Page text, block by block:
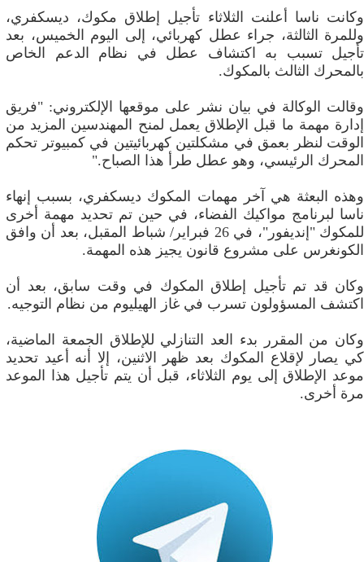
وكانت ناسا أعلنت الثلاثاء تأجيل إطلاق مكوك، ديسكفري،
وللمرة الثالثة، جراء عطل كهربائي، إلى اليوم الخميس، بعد
تأجيل تسبب به اكتشاف عطل في نظام الدعم الخاص
بالمحرك الثالث بالمكوك.
وقالت الوكالة في بيان نشر على موقعها الإلكتروني: "فريق
إدارة مهمة ما قبل الإطلاق يعمل لمنح المهندسين المزيد من
الوقت لنظر بعمق في مشكلتين كهربائيتين في كمبيوتر تحكم
المحرك الرئيسي، وهو عطل طرأ هذا الصباح."
وهذه البعثة هي آخر مهمات المكوك ديسكفري، بسبب إنهاء
ناسا لبرنامج مواكيك الفضاء، في حين تم تحديد مهمة أخرى
للمكوك "إنديفور"، في 26 فبراير/ شباط المقبل، بعد أن وافق
الكونغرس على مشروع قانون يجيز هذه المهمة.
وكان قد تم تأجيل إطلاق المكوك في وقت سابق، بعد أن
اكتشف المسؤولون تسرب في غاز الهيليوم من نظام التوجيه.
وكان من المقرر بدء العد التنازلي للإطلاق الجمعة الماضية،
كي يصار لإقلاع المكوك بعد ظهر الاثنين، إلا أنه أعيد تحديد
موعد الإطلاق إلى يوم الثلاثاء، قبل أن يتم تأجيل هذا الموعد
مرة أخرى.